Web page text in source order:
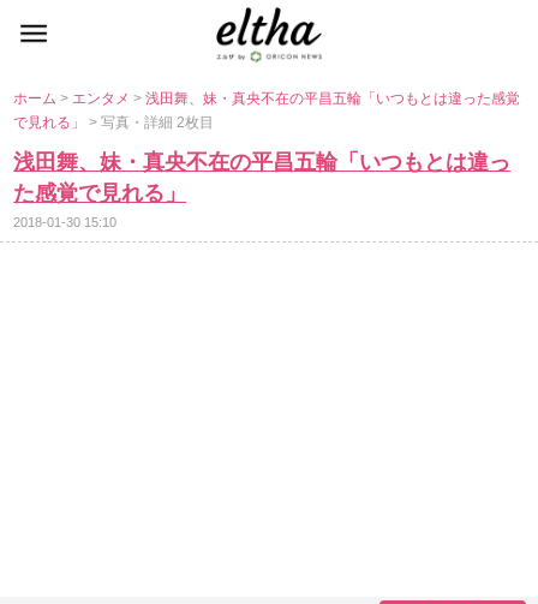
ホーム> エンタメ>浅田舞、妹・真央不在の平昌五輪「いつもとは違った感覚
で見れる」> 写真・詳細 2枚目
浅田舞、妹・真央不在の平昌五輪「いつもとは違っ
た感覚で見れる」
2018-01-30 15:10